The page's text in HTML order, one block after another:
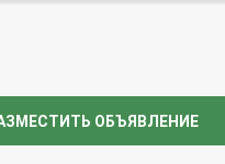
ОБЪЯВЛЕНИЕ